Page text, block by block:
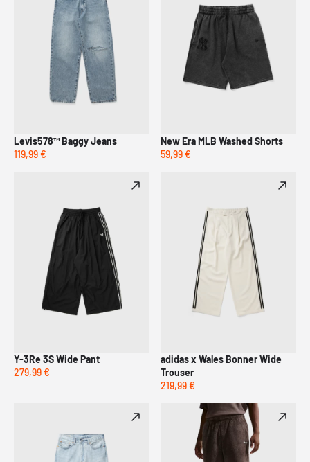
Levis578™ Baggy Jeans
119,99 €
New Era MLB Washed Shorts
59,99 €
Y-3Re 3S Wide Pant
279,99 €
adidas x Wales Bonner Wide
Trouser
219,99 €